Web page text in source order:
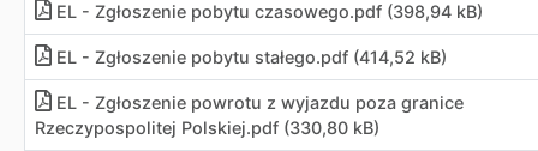
EL - Zgłoszenie pobytu czasowego.pdf (398,94 kB)
EL - Zgłoszenie pobytu stałego.pdf (414,52 kB)
EL - Zgłoszenie powrotu z wyjazdu poza granice
Rzeczypospolitej Polskiej.pdf (330,80 kB)